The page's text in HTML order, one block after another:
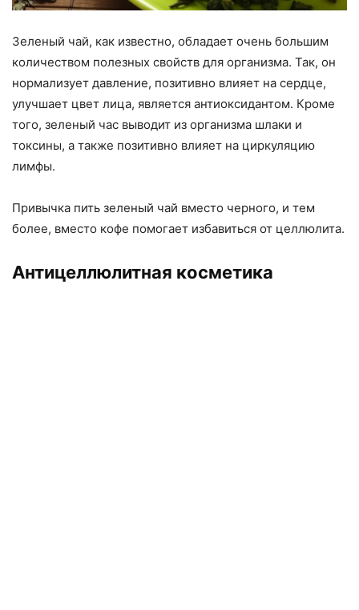
Зеленый чай, как известно, обладает очень большим
количеством полезных свойств для организма. Так, он
нормализует давление, позитивно влияет на сердце,
улучшает цвет лица, является антиоксидантом. Кроме
того, зеленый час выводит из организма шлаки и
токсины, а также позитивно влияет на циркуляцию
лимфы.
Привычка пить зеленый чай вместо черного, и тем
более, вместо кофе помогает избавиться от целлюлита.
Антицеллюлитная косметика